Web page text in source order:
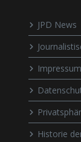
JPD News
Impressum
Historie